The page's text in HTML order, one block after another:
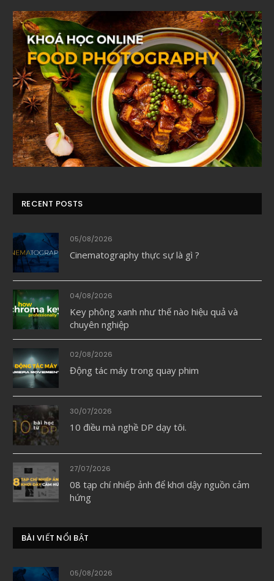
RECENT POSTS
05/08/2026
Cinematography thực sự là gì ?
04/08/2026
Key phông xanh như thế nào hiệu quả và
chuyên nghiệp
02/08/2026
Động tác máy trong quay phim
30/07/2026
10 điều mà nghề DP dạy tôi.
27/07/2026
08 tạp chí nhiếp ảnh để khơi dậy nguồn cảm
hứng
BÀI VIẾT NỔI BẬT
05/08/2026